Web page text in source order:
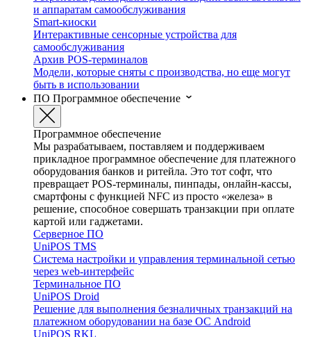
и аппаратам самообслуживания
Smart-киоски
Интерактивные сенсорные устройства для
самообслуживания
Архив POS-терминалов
Модели, которые сняты с производства, но еще могут
быть в использовании
ПО Программное обеспечение
Программное обеспечение
Мы разрабатываем, поставляем и поддерживаем
прикладное программное обеспечение для платежного
оборудования банков и ритейла. Это тот софт, что
превращает POS-терминалы, пинпады, онлайн-кассы,
смартфоны с функцией NFC из просто «железа» в
решение, способное совершать транзакции при оплате
картой или гаджетами.
Серверное ПО
UniPOS TMS
Система настройки и управления терминальной сетью
через web-интерфейс
Терминальное ПО
UniPOS Droid
Решение для выполнения безналичных транзакций на
платежном оборудовании на базе ОС Android
UniPOS RKL